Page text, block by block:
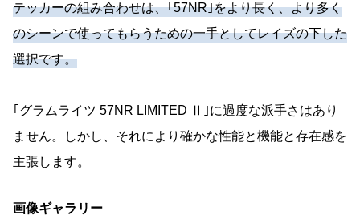
テッカーの組み合わせは、｢57NR｣をより長く、より多く
のシーンで使ってもらうための一手としてレイズの下した
選択です。
｢グラムライツ 57NR LIMITED Ⅱ｣に過度な派手さはあり
ません。しかし、それにより確かな性能と機能と存在感を
主張します。
画像ギャラリー